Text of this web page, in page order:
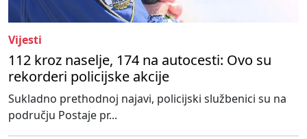
Vijesti
112 kroz naselje, 174 na autocesti: Ovo su
rekorderi policijske akcije
Sukladno prethodnoj najavi, policijski službenici su na
području Postaje pr...